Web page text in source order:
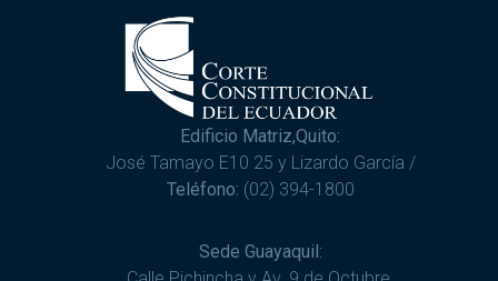
Edificio Matriz,Quito:
José Tamayo E10 25 y Lizardo García /
Teléfono: (02) 394-1800
Sede Guayaquil: